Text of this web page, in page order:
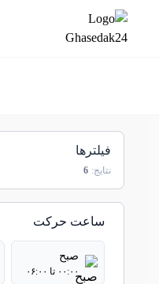
فیلترها
نتایج: 6
ساعت حرکت
صبح
۰۰:۰۰ تا ۰۶:۰۰